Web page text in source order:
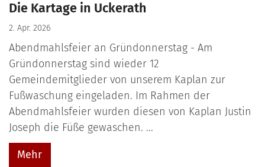
Die Kartage in Uckerath
2. Apr. 2026
Abendmahlsfeier an Gründonnerstag - Am
Gründonnerstag sind wieder 12
Gemeindemitglieder von unserem Kaplan zur
Fußwaschung eingeladen. Im Rahmen der
Abendmahlsfeier wurden diesen von Kaplan Justin
Joseph die Füße gewaschen. ...
Mehr